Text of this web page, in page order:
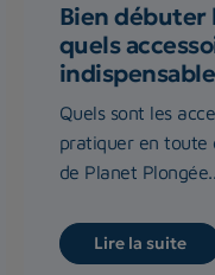
Bien débuter
quels
Quels sont les
pratiquer en toute
de Planet
Lire la suite